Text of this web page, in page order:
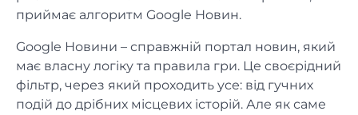
приймає алгоритм Google Новин.
Google Новини – справжній портал новин, який
має власну логіку та правила гри. Це своєрідний
фільтр, через який проходить усе: від гучних
подій до дрібних місцевих історій. Але як саме